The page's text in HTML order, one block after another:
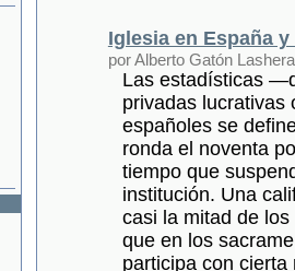
Iglesia en España
por Alberto Gatón
Las estadísticas
privadas
españoles se
ronda el noventa
tiempo que
institución. Una
casi la mitad de
que en los
participa con